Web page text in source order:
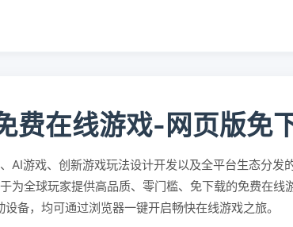
费在线游戏-网页版免
AI游戏、创新游戏玩法设计开发以及全平台生态分发
为全球玩家提供高品质、零门槛、免下载的免费在线
备，均可通过浏览器一键开启畅快在线游戏之旅。